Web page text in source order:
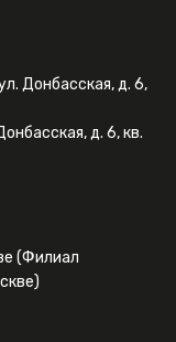
Донбасская, д. 6,
д. 6, кв.
(Филиал